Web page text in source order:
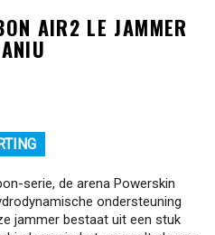
AIR2 LE JAMMER
serie, de arena Powerskin
ondersteuning
jammer bestaat uit een stuk